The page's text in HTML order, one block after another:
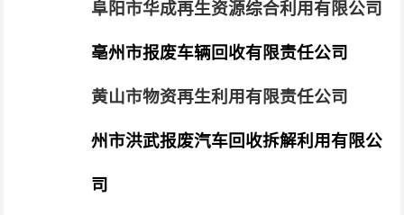
阜阳市华成再生资源综合利用有限公司
亳州市报废车辆回收有限责任公司
黄山市物资再生利用有限责任公司
州市洪武报废汽车回收拆解利用有限公
司